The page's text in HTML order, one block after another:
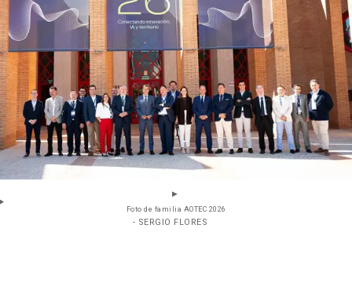
Foto de familia AOTEC 2026
- SERGIO FLORES